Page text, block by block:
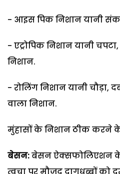
- आइस पिक निशान यानी
- एट्रोपिक निशान यानी
निशान.
- रोलिंग निशान यानी चौड़ा,
वाला निशान.
मुंहासों के निशान ठीक करने
बेसन:बेसन ऐक्सफोलिएशन
त्वचा पर मौजूद दागधब्बों को